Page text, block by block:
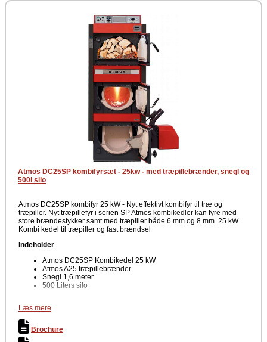
kombifyr der findes. På grund af den særdeles effektive
udstødningsvarmeveksler i den bageste vertikale røggaskanal samt en
termostatstyring af tilførselsluften via udstød-temperaturen, falder
denne kedel under specifikationerne for BImSchV fase
2. Forbrændingskammeret der ikke er i brug er lukket med en servo-
ventil kontrol. Dette er således 100% tæt, så udladning af falsk luft ikke
En af de helt store fordele ved GSP kombifyret er at brændkamrene er
placeret ovenpå hinanden og derved spares en del plads end tidligere
Meget oplagt til alle der fyrer med træ, som også ønsker fordelene ved
et pillefyr. Har man nem adgang til træ, men også til tider ønsker
mulighed for at opnå længere intervaller mellem påfyldning af
brændsel, er dette kombifyr et meget oplagt valg. Atmos er kendt for
kvalitet og for sine økonomiske løsninger.
Atmos DC25SP kombifyrsæt - 25kw - med træpillebrænder, snegl og
500l silo
Atmos DC25SP kombifyr 25 kW - Nyt effektivt kombifyr til træ og
træpiller. Nyt træpillefyr i serien SP Atmos kombikedler kan fyre med
store brændestykker samt med træpiller både 6 mm og 8 mm. 25 kW
Kombi kedel til træpiller og fast brændsel
Indeholder
Atmos DC25SP Kombikedel 25 kW
Atmos A25 træpillebrænder
Snegl 1,6 meter
500 Liters silo
Høj effektivitet med mere en 90 % med begge brændstoftyper
Mere effektiv varmeveksler
Læs mere
Brochure